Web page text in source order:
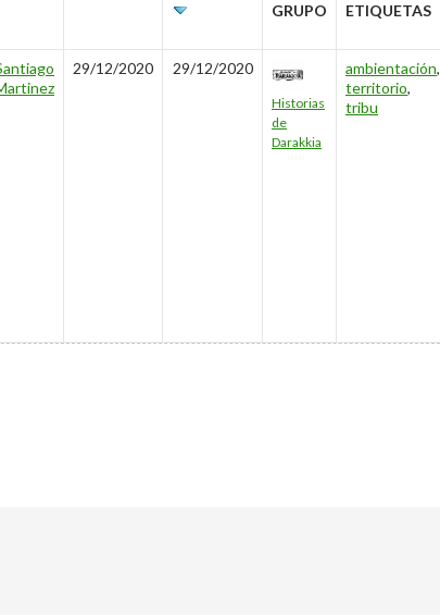
GRUPO ETIQUETAS
29/12/2020 29/12/2020
Historias
de
Darakkia
ambientación,
territorio,
tribu